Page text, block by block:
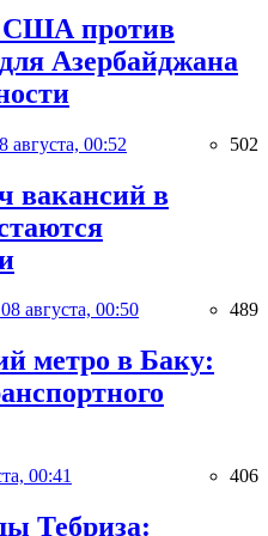
США против
Азербайджана
августа, 00:52 502
вакансий в
08 августа, 00:50 489
метро в Баку:
00:41 406
Тебриза: